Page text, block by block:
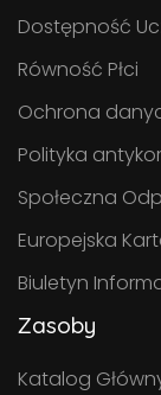
Dostępność
Równość Płci
Ochrona
Polityka
Społeczna
Europejska
Biuletyn
Zasoby
Katalog